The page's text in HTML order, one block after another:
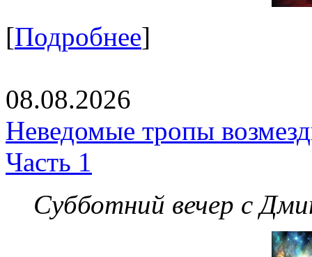
[Подробнее]
08.08.2026
Неведомые тропы
Часть 1
Субботний вечер с